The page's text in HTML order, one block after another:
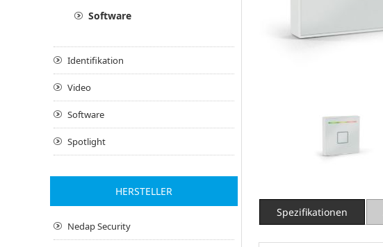
Spezifikationen
Software
Identifikation
Video
Software
Spotlight
HERSTELLER
Nedap Security